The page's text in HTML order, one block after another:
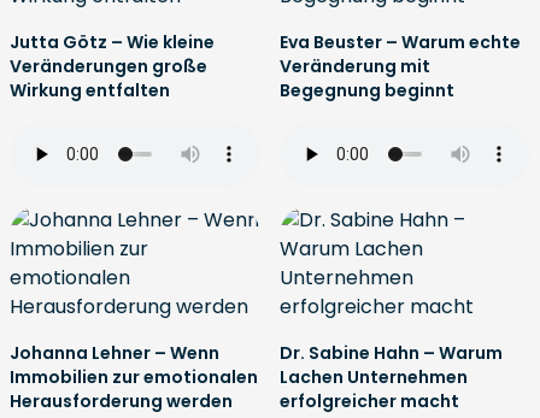
Jutta Götz – Wie kleine
Veränderungen große
Wirkung entfalten
Eva Beuster – Warum echte
Veränderung mit
Begegnung beginnt
Johanna Lehner – Wenn
Immobilien zur emotionalen
Herausforderung werden
Dr. Sabine Hahn – Warum
Lachen Unternehmen
erfolgreicher macht